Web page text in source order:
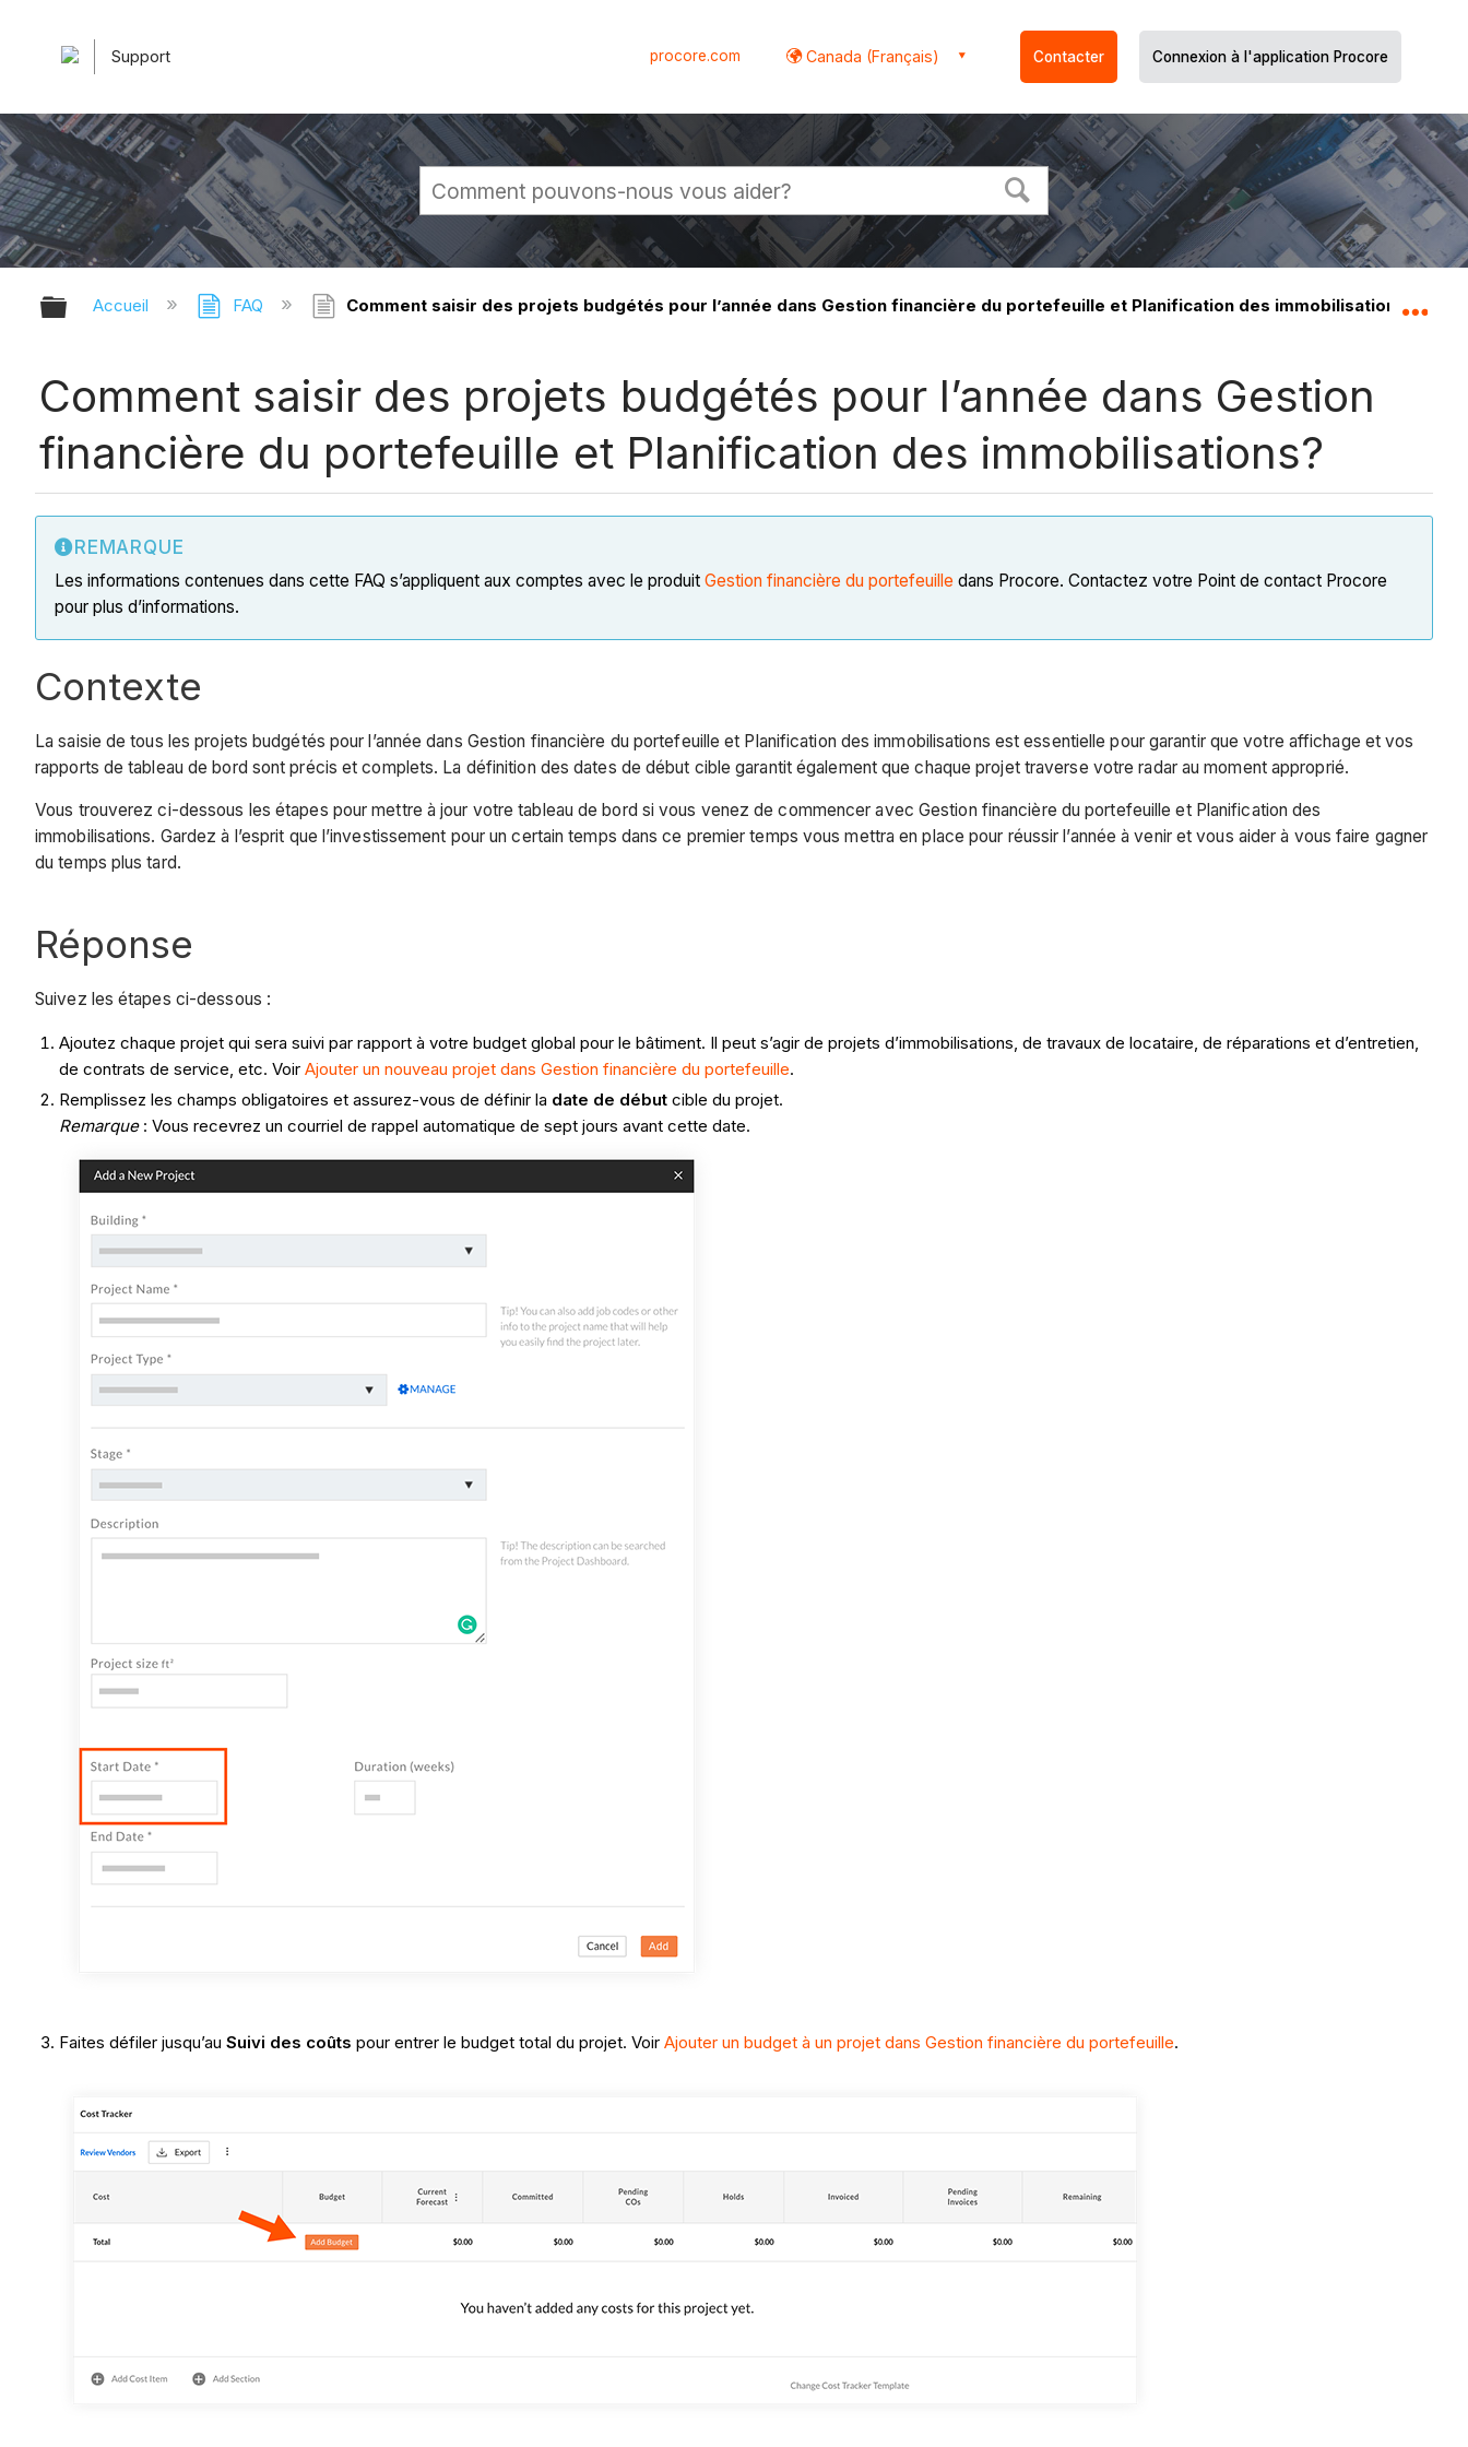
Support procore.com Canada (Français) Contacter Connexion à l'application Procore
Développer/réduire la hiérarchie globale
Accueil FAQ Comment saisir des projets budgétés pour l’année dans Gestion financière du portefeuille et Planification des immobilisations?
Comment saisir des projets budgétés pour l’année dans Gestion
financière du portefeuille et Planification des immobilisations?
REMARQUE
Les informations contenues dans cette FAQ s’appliquent aux comptes avec le produit Gestion financière du portefeuille dans Procore. Contactez votre Point de contact Procore
pour plus d’informations.
Contexte
La saisie de tous les projets budgétés pour l’année dans Gestion financière du portefeuille et Planification des immobilisations est essentielle pour garantir que votre affichage et vos
rapports de tableau de bord sont précis et complets. La définition des dates de début cible garantit également que chaque projet traverse votre radar au moment approprié.
Vous trouverez ci-dessous les étapes pour mettre à jour votre tableau de bord si vous venez de commencer avec Gestion financière du portefeuille et Planification des
immobilisations. Gardez à l’esprit que l’investissement pour un certain temps dans ce premier temps vous mettra en place pour réussir l’année à venir et vous aider à vous faire gagner
du temps plus tard.
Réponse
Suivez les étapes ci-dessous :
Ajoutez chaque projet qui sera suivi par rapport à votre budget global pour le bâtiment. Il peut s’agir de projets d’immobilisations, de travaux de locataire, de réparations et d’entretien,
de contrats de service, etc. VoirAjouter un nouveau projet dans Gestion financière du portefeuille.
Remplissez les champs obligatoires et assurez-vous de définir la date de début cible du projet.
Remarque: Vous recevrez un courriel de rappel automatique de sept jours avant cette date.
Faites défiler jusqu’auSuivi des coûts pour entrer le budget total du projet. VoirAjouter un budget à un projet dans Gestion financière du portefeuille.